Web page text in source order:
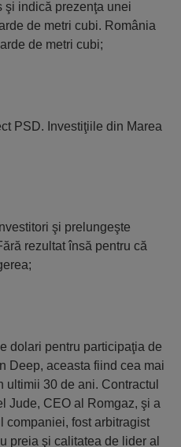
şi indică prezenţa unei
de metri cubi. România
de metri cubi;
PSD. Investiţiile din Marea
şi prelungeşte
rezultat însă pentru că
dolari pentru participaţia de
Deep, aceasta fiind cea mai
ultimii 30 de ani. Contractul
Jude, CEO al Romgaz, şi a
companiei, fost arbitragist
preia şi calitatea de lider al